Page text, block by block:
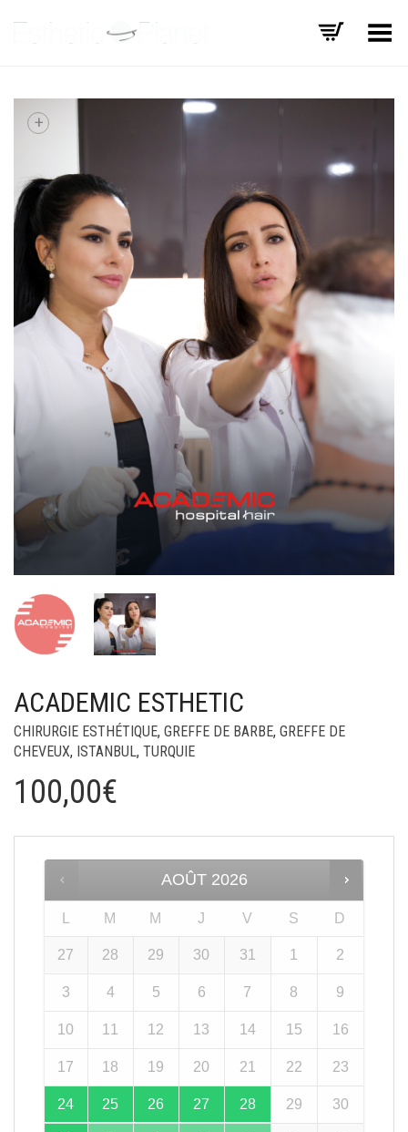
Basculer le menu
+
ACADEMIC ESTHETIC
CHIRURGIE ESTHÉTIQUE, GREFFE DE BARBE, GREFFE DE
CHEVEUX, ISTANBUL, TURQUIE
100,00€
AOÛT 2026
M M J V S D
27 28 29 30 31 1 2
3 4 5 6 7 8 9
10 11 12 13 14 15 16
17 18 19 20 21 22 23
24 25 26 27 28 29 30